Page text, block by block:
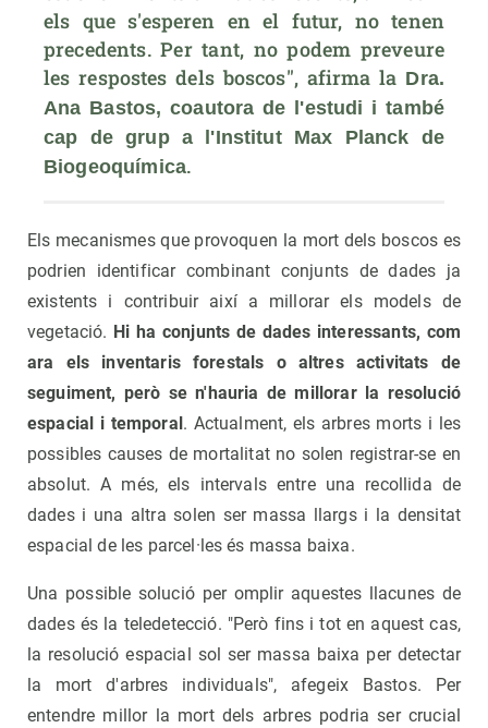
els que s'esperen en el futur, no tenen
precedents. Per tant, no podem preveure
les respostes dels boscos", afirma la Dra.
Ana Bastos, coautora de l'estudi i també
cap de grup a l'Institut Max Planck de
Biogeoquímica.
Els mecanismes que provoquen la mort dels boscos es
podrien identificar combinant conjunts de dades ja
existents i contribuir així a millorar els models de
vegetació. Hi ha conjunts de dades interessants, com
ara els inventaris forestals o altres activitats de
seguiment, però se n'hauria de millorar la resolució
espacial i temporal. Actualment, els arbres morts i les
possibles causes de mortalitat no solen registrar-se en
absolut. A més, els intervals entre una recollida de
dades i una altra solen ser massa llargs i la densitat
espacial de les parcel·les és massa baixa.
Una possible solució per omplir aquestes llacunes de
dades és la teledetecció. "Però fins i tot en aquest cas,
la resolució espacial sol ser massa baixa per detectar
la mort d'arbres individuals", afegeix Bastos. Per
entendre millor la mort dels arbres podria ser crucial